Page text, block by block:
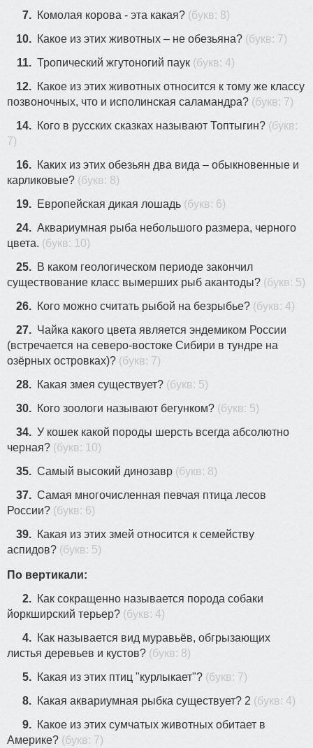
36
34
7. Комолая корова - эта какая? (букв: 8)
10. Какое из этих животных – не обезьяна? (букв: 7)
11. Тропический жгутоногий паук (букв: 4)
12. Какое из этих животных относится к тому же классу
позвоночных, что и исполинская саламандра? (букв: 7)
14. Кого в русских сказках называют Топтыгин? (букв:
7)
16. Каких из этих обезьян два вида – обыкновенные и
карликовые? (букв: 8)
19. Европейская дикая лошадь (букв: 6)
24. Аквариумная рыба небольшого размера, черного
цвета. (букв: 10)
25. В каком геологическом периоде закончил
существование класс вымерших рыб акантоды? (букв: 5)
26. Кого можно считать рыбой на безрыбье? (букв: 4)
27. Чайка какого цвета является эндемиком России
(встречается на северо-востоке Сибири в тундре на
озёрных островках)? (букв: 7)
28. Какая змея существует? (букв: 5)
30. Кого зоологи называют бегунком? (букв: 5)
34. У кошек какой породы шерсть всегда абсолютно
черная? (букв: 10)
35. Самый высокий динозавр (букв: 8)
37. Самая многочисленная певчая птица лесов
России? (букв: 6)
39. Какая из этих змей относится к семейству
аспидов? (букв: 5)
По вертикали:
2. Как сокращенно называется порода собаки
йоркширский терьер? (букв: 4)
4. Как называется вид муравьёв, обгрызающих
листья деревьев и кустов? (букв: 8)
5. Какая из этих птиц "курлыкает"? (букв: 7)
8. Какая аквариумная рыбка существует? 2 (букв: 4)
9. Какое из этих сумчатых животных обитает в
Америке? (букв: 7)